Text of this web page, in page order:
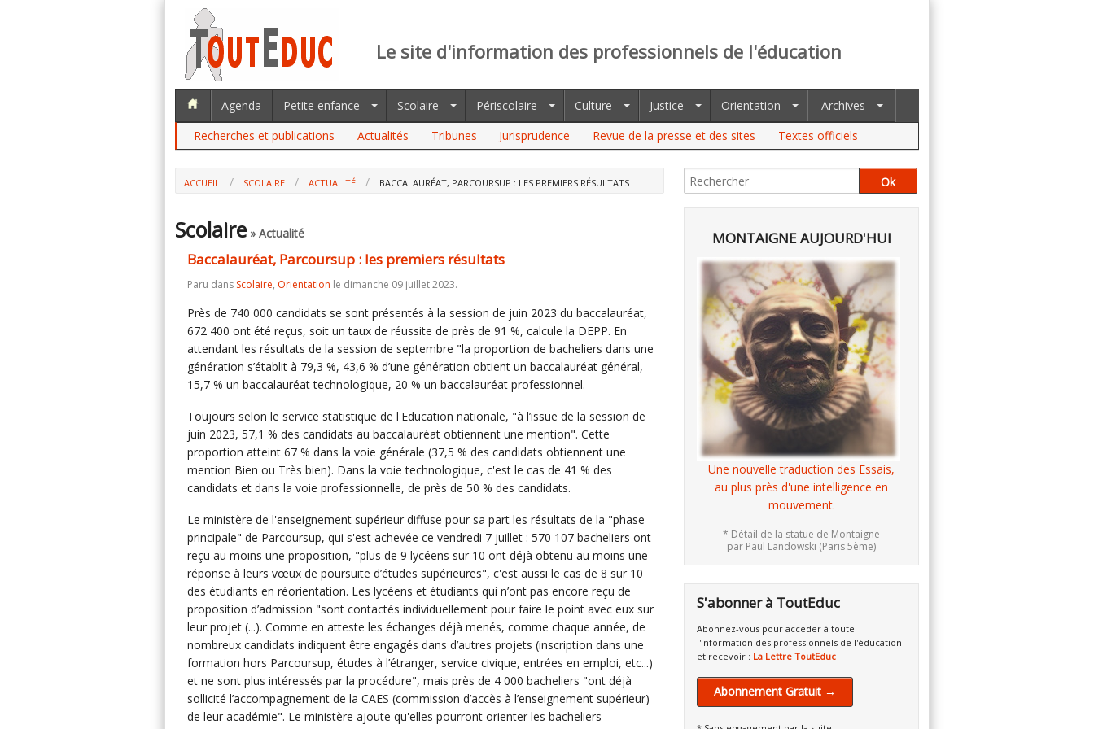
Le site d'information des professionnels de l'éducation
Agenda Petite enfance Scolaire Périscolaire Culture Justice Orientation
Archives
Recherches et publications
Actualités Tribunes Jurisprudence Revue de la presse et des sites Textes officiels
ACCUEIL SCOLAIRE ACTUALITÉ BACCALAURÉAT, PARCOURSUP : LES PREMIERS RÉSULTATS
Scolaire» Actualité
Baccalauréat, Parcoursup : les premiers résultats
Paru dans Scolaire, Orientation le dimanche 09 juillet 2023.
Près de 740 000 candidats se sont présentés à la session de juin 2023 du baccalauréat,
672 400 ont été reçus, soit un taux de réussite de près de 91 %, calcule la DEPP. En
attendant les résultats de la session de septembre "la proportion de bacheliers dans une
génération s’établit à 79,3 %, 43,6 % d’une génération obtient un baccalauréat général,
15,7 % un baccalauréat technologique, 20 % un baccalauréat professionnel.
Toujours selon le service statistique de l'Education nationale, "à l’issue de la session de
juin 2023, 57,1 % des candidats au baccalauréat obtiennent une mention". Cette
proportion atteint 67 % dans la voie générale (37,5 % des candidats obtiennent une
mention Bien ou Très bien). Dans la voie technologique, c'est le cas de 41 % des
candidats et dans la voie professionnelle, de près de 50 % des candidats.
Le ministère de l'enseignement supérieur diffuse pour sa part les résultats de la "phase
principale" de Parcoursup, qui s'est achevée ce vendredi 7 juillet : 570 107 bacheliers ont
reçu au moins une proposition, "plus de 9 lycéens sur 10 ont déjà obtenu au moins une
réponse à leurs vœux de poursuite d’études supérieures", c'est aussi le cas de 8 sur 10
des étudiants en réorientation. Les lycéens et étudiants qui n’ont pas encore reçu de
proposition d’admission "sont contactés individuellement pour faire le point avec eux sur
leur projet (...). Comme en atteste les échanges déjà menés, comme chaque année, de
nombreux candidats indiquent être engagés dans d’autres projets (inscription dans une
formation hors Parcoursup, études à l’étranger, service civique, entrées en emploi, etc...)
et ne sont plus intéressés par la procédure", mais près de 4 000 bacheliers "ont déjà
sollicité l’accompagnement de la CAES (commission d’accès à l’enseignement supérieur)
de leur académie". Le ministère ajoute qu'elles pourront orienter les bacheliers
MONTAIGNE AUJOURD'HUI
Une nouvelle traduction des Essais,
au plus près d'une intelligence en
mouvement.
* Détail de la statue de Montaigne
par Paul Landowski (Paris 5ème)
S'abonner à ToutEduc
Abonnez-vous pour accéder à toute
l'information des professionnels de l'éducation
et recevoir : La Lettre ToutEduc
Abonnement Gratuit →